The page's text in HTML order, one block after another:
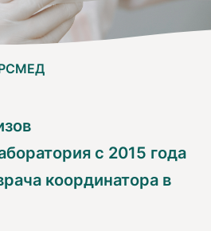
с 2015 года
координатора в